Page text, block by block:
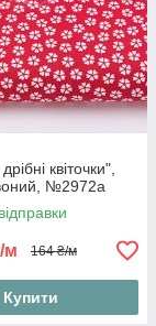
квіточки",
№2972а
м 164 ₴/м
Купити